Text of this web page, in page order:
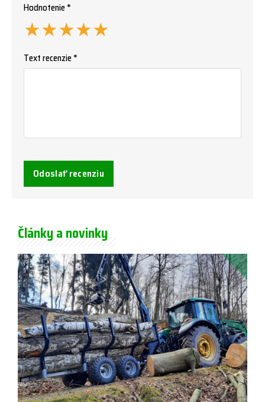
Hodnotenie *
★
★
★
★
★
Text recenzie *
Odoslať recenziu
Články a novinky